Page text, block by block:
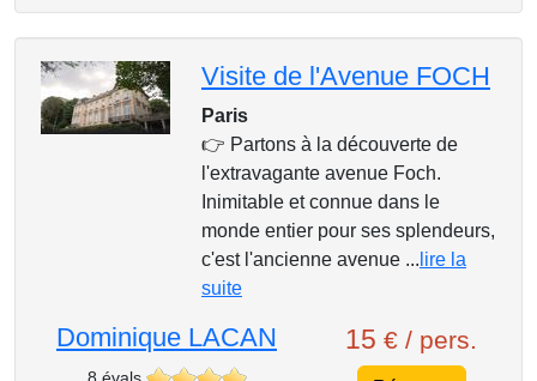
Visite de l'Avenue FOCH
Paris
👉 Partons à la découverte de
l'extravagante avenue Foch.
Inimitable et connue dans le
monde entier pour ses splendeurs,
c'est l'ancienne avenue ... lire la
suite
Dominique LACAN 15 € / pers.